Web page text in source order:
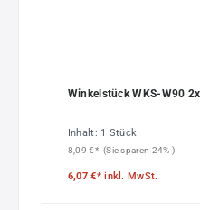
Winkelstück WKS-W90
Inhalt: 1 Stück
8,09 €* (Sie sparen 24% )
6,07 €*inkl. MwSt.